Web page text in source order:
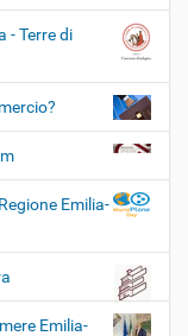
- Terre di
Emilia-
Emilia-